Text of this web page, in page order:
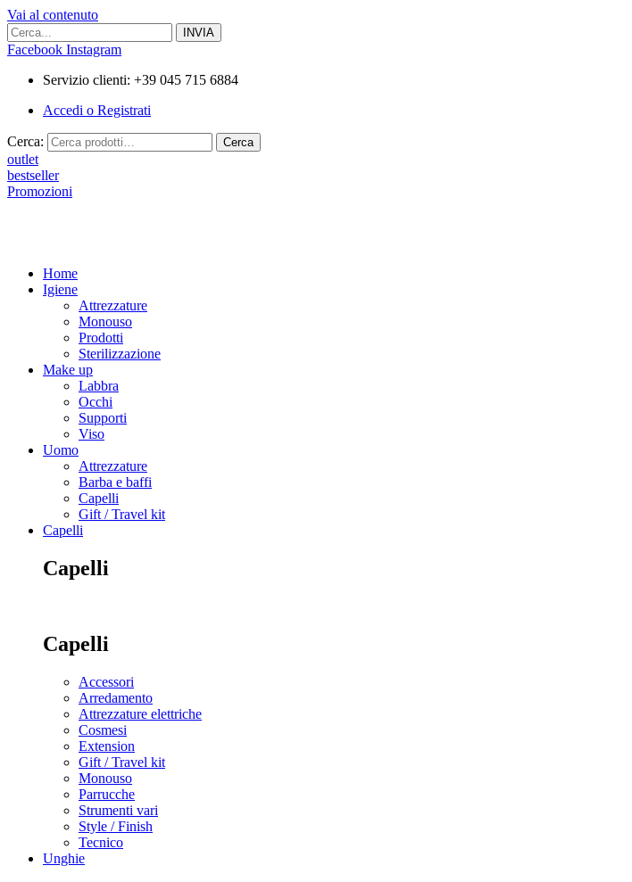
Vai al contenuto
Facebook Instagram
Servizio clienti: +39 045 715 6884
Accedi o Registrati
Cerca: Cerca
outlet
bestseller
Promozioni
Home
Igiene
Attrezzature
Monouso
Prodotti
Sterilizzazione
Make up
Labbra
Occhi
Supporti
Viso
Uomo
Attrezzature
Barba e baffi
Capelli
Gift / Travel kit
Capelli
Capelli
Capelli
Accessori
Arredamento
Attrezzature elettriche
Cosmesi
Extension
Gift / Travel kit
Monouso
Parrucche
Strumenti vari
Style / Finish
Tecnico
Unghie